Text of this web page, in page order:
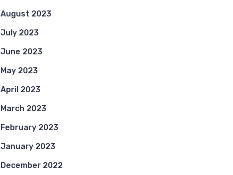
August 2023
July 2023
June 2023
May 2023
April 2023
March 2023
February 2023
January 2023
December 2022